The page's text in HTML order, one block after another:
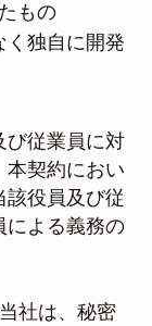
もの
く独自に開発
び従業員に対
本契約におい
該役員及び従
による義務の
社は、秘密